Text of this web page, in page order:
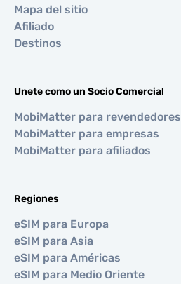
Mapa del sitio
Afiliado
Destinos
Unete como un Socio Comercial
MobiMatter para revendedores
MobiMatter para empresas
MobiMatter para afiliados
Regiones
eSIM para Europa
eSIM para Asia
eSIM para Américas
eSIM para Medio Oriente